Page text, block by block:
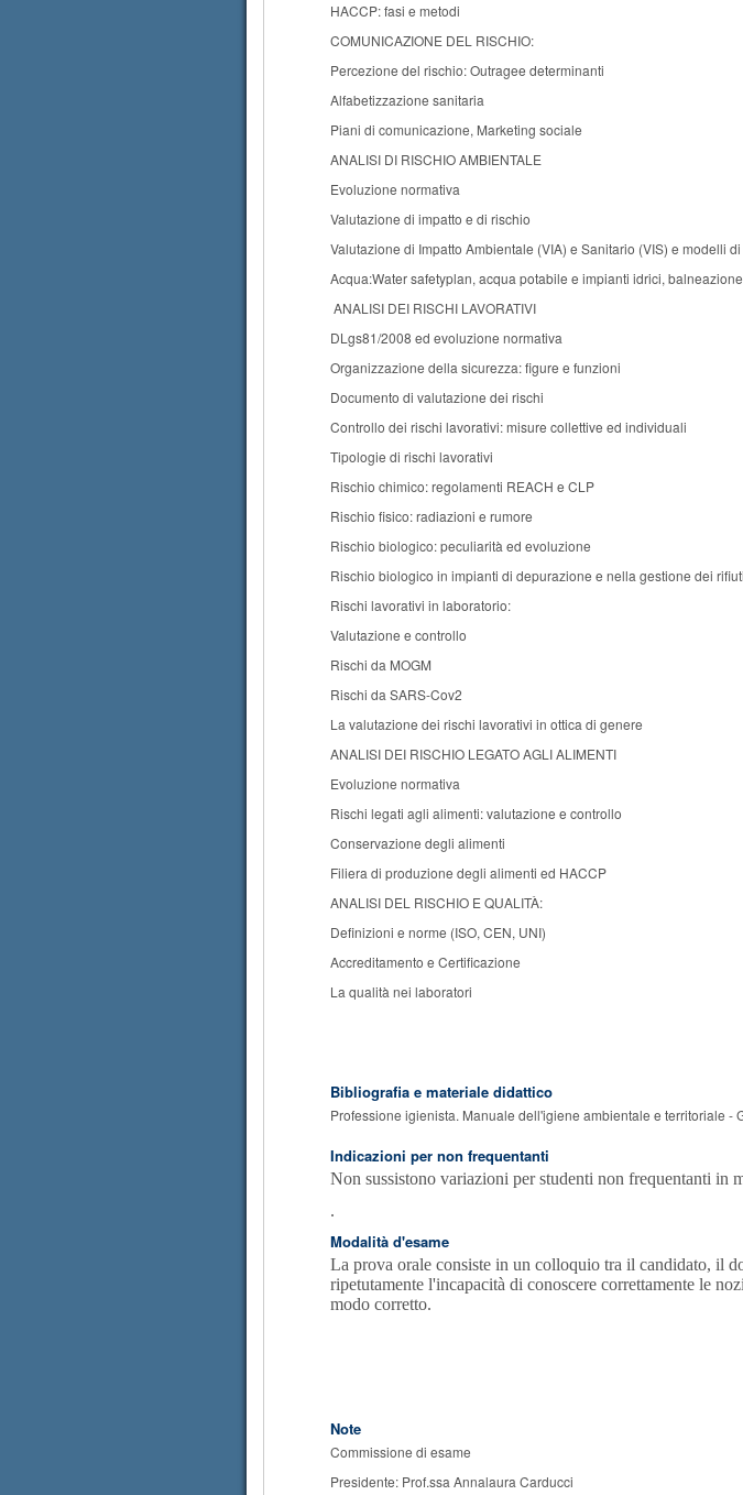
HACCP: fasi e metodi
COMUNICAZIONE DEL RISCHIO:
Percezione del rischio: Outragee determinanti
Alfabetizzazione sanitaria
Piani di comunicazione, Marketing sociale
ANALISI DI RISCHIO AMBIENTALE
Evoluzione normativa
Valutazione di impatto e di rischio
Valutazione di Impatto Ambientale (VIA) e Sanitario (VIS) e modelli
Acqua:Water safetyplan, acqua potabile e impianti idrici,
ANALISI DEI RISCHI LAVORATIVI
DLgs81/2008 ed evoluzione normativa
Organizzazione della sicurezza: figure e funzioni
Documento di valutazione dei rischi
Controllo dei rischi lavorativi: misure collettive ed individuali
Tipologie di rischi lavorativi
Rischio chimico: regolamenti REACH e CLP
Rischio fisico: radiazioni e rumore
Rischio biologico: peculiarità ed evoluzione
Rischio biologico in impianti di depurazione e nella gestione dei rifiuti
Rischi lavorativi in laboratorio:
Valutazione e controllo
Rischi da MOGM
Rischi da SARS-Cov2
La valutazione dei rischi lavorativi in ottica di genere
ANALISI DEI RISCHIO LEGATO AGLI ALIMENTI
Evoluzione normativa
Rischi legati agli alimenti: valutazione e controllo
Conservazione degli alimenti
Filiera di produzione degli alimenti ed HACCP
ANALISI DEL RISCHIO E QUALITÀ:
Definizioni e norme (ISO, CEN, UNI)
Accreditamento e Certificazione
La qualità nei laboratori
Bibliografia e materiale didattico
Professione igienista. Manuale dell'igiene ambientale e territoriale -
Indicazioni per non frequentanti
Non sussistono variazioni per studenti non frequentanti in
.
Modalità d'esame
La prova orale consiste in un colloquio tra il candidato, il
ripetutamente l'incapacità di conoscere correttamente le
modo corretto.
Note
Commissione di esame
Presidente: Prof.ssa Annalaura Carducci